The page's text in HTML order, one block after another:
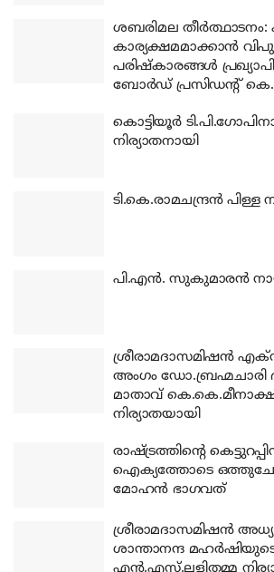
ശബരിമല
കാര്യക്ഷമമാക്കാന്‍
പരിഷ്‌കാരങ്ങള്‍
ബോര്‍ഡ് പ്രസിഡന്റ്
കൊട്ടിയൂര്‍
നിര്യാതനായി
ടി.കെ.രാമചന്ദ്രന്‍ പിള്ള
പി.എന്‍. സുകുമാരന്‍
ശ്രീരാമദാസമിഷന്‍
അംഗം ഡോ.ബ്രഹ്മചാരി
മാതാവ്
നിര്യാതയായി
രാഷ്ട്രത്തിന്റെ
ഐക്യത്തോടെ
മോഹന്‍ ഭാഗവത്
ശ്രീരാമദാസമിഷന്‍
ശാന്താനന്ദ